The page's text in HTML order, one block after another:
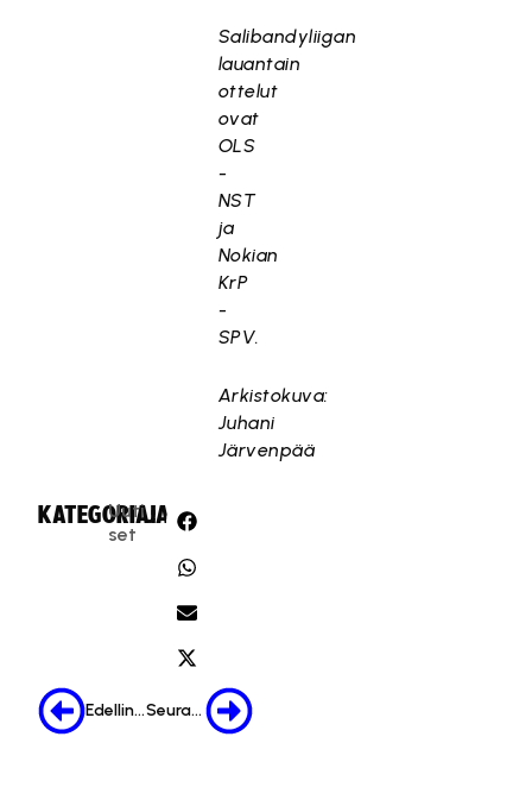
Salibandyliigan
lauantain
ottelut
ovat
OLS
-
NST
ja
Nokian
KrP
-
SPV.
Arkistokuva:
Juhani
Järvenpää
KATEGORIA:
Uuti
set
JAA:
Edellinen Seuraava